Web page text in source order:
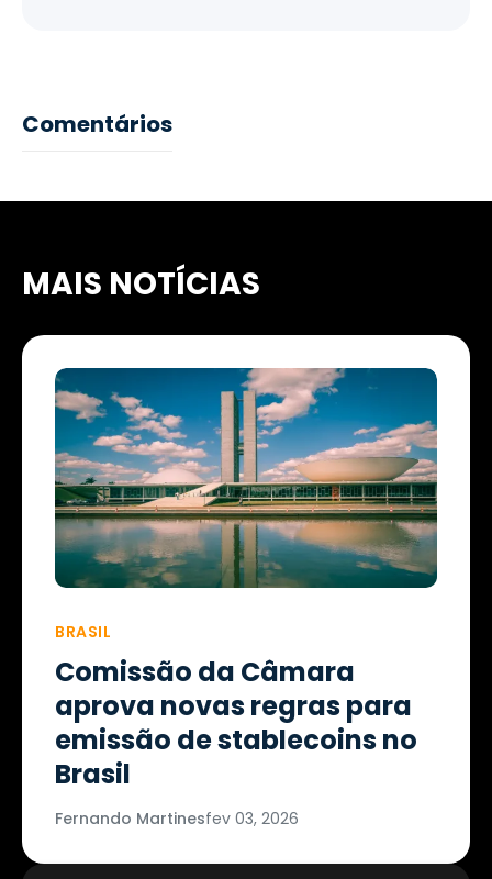
Comentários
MAIS NOTÍCIAS
BRASIL
Comissão da Câmara
aprova novas regras para
emissão de stablecoins no
Brasil
Fernando Martinesfev 03, 2026